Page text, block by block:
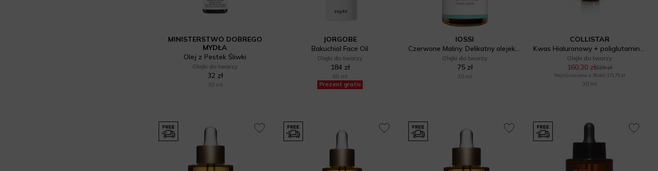
MINISTERSTWO DOBREGO
MYDŁA
Olej z Pestek Śliwki
Olejki do twarzy
32 zł
30 ml Prezent gratis
JORGOBE
Bakuchiol Face Oil
Olejki do twarzy
184 zł
65 ml
IOSSI
Czerwone Maliny. Delikatny olejek do twarzy
Olejki do twarzy
75 zł
30 ml
COLLISTAR
Kwas Hialuronowy + poliglutaminowy
Olejki do twarzy
160,30 zł229 zł
Najniższa cena z 30 dni: 171,75 zł
30 ml